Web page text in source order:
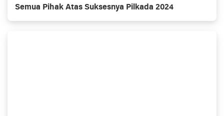
Semua Pihak Atas Suksesnya Pilkada 2024